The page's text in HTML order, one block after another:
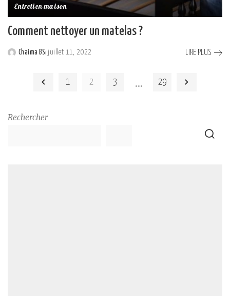
Entretien maison
Comment nettoyer un matelas ?
Chaima BS juillet 11, 2022 LIRE PLUS
1 2 3 … 29
Rechercher